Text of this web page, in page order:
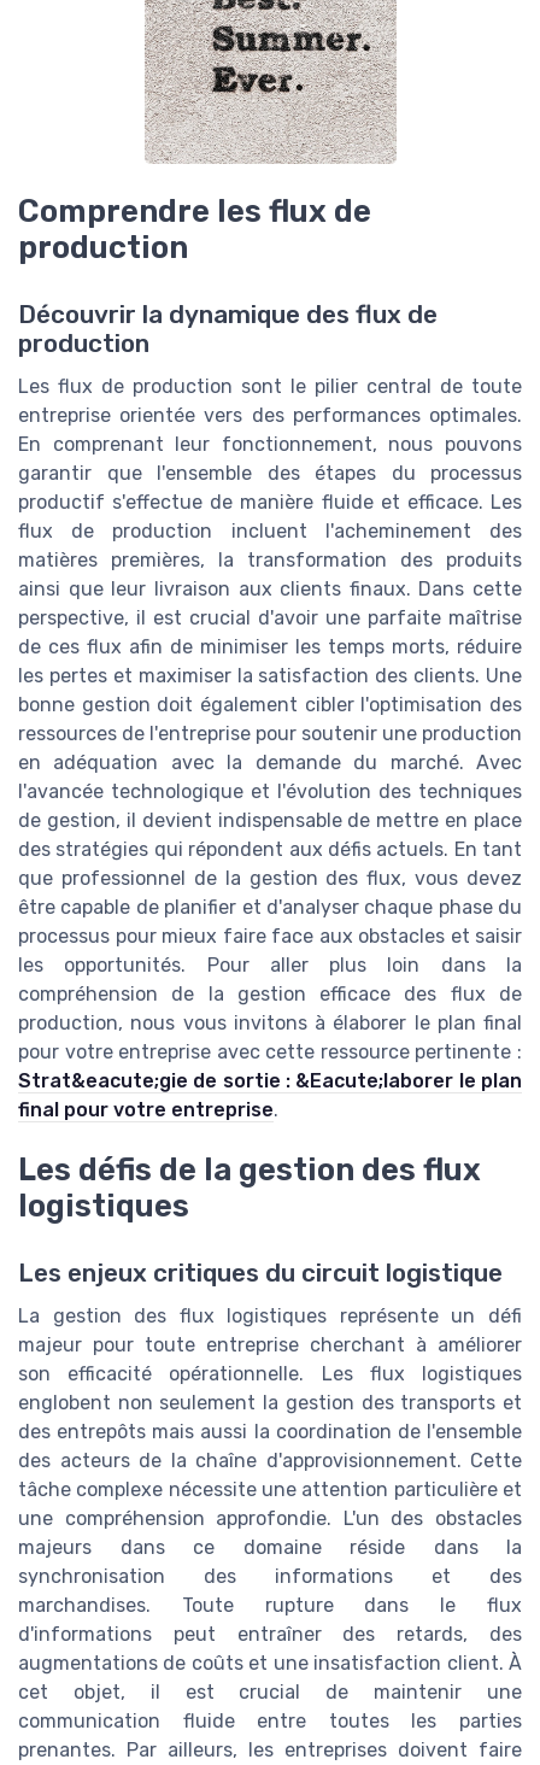
Comprendre les flux de
production
Découvrir la dynamique des flux de
production
Les flux de production sont le pilier central de toute
entreprise orientée vers des performances optimales.
En comprenant leur fonctionnement, nous pouvons
garantir que l'ensemble des étapes du processus
productif s'effectue de manière fluide et efficace. Les
flux de production incluent l'acheminement des
matières premières, la transformation des produits
ainsi que leur livraison aux clients finaux. Dans cette
perspective, il est crucial d'avoir une parfaite maîtrise
de ces flux afin de minimiser les temps morts, réduire
les pertes et maximiser la satisfaction des clients. Une
bonne gestion doit également cibler l'optimisation des
ressources de l'entreprise pour soutenir une production
en adéquation avec la demande du marché. Avec
l'avancée technologique et l'évolution des techniques
de gestion, il devient indispensable de mettre en place
des stratégies qui répondent aux défis actuels. En tant
que professionnel de la gestion des flux, vous devez
être capable de planifier et d'analyser chaque phase du
processus pour mieux faire face aux obstacles et saisir
les opportunités. Pour aller plus loin dans la
compréhension de la gestion efficace des flux de
production, nous vous invitons à élaborer le plan final
pour votre entreprise avec cette ressource pertinente :
Strat&eacute;gie de sortie : &Eacute;laborer le plan
final pour votre entreprise.
Les défis de la gestion des flux
logistiques
Les enjeux critiques du circuit logistique
La gestion des flux logistiques représente un défi
majeur pour toute entreprise cherchant à améliorer
son efficacité opérationnelle. Les flux logistiques
englobent non seulement la gestion des transports et
des entrepôts mais aussi la coordination de l'ensemble
des acteurs de la chaîne d'approvisionnement. Cette
tâche complexe nécessite une attention particulière et
une compréhension approfondie. L'un des obstacles
majeurs dans ce domaine réside dans la
synchronisation des informations et des
marchandises. Toute rupture dans le flux
d'informations peut entraîner des retards, des
augmentations de coûts et une insatisfaction client. À
cet objet, il est crucial de maintenir une
communication fluide entre toutes les parties
prenantes. Par ailleurs, les entreprises doivent faire